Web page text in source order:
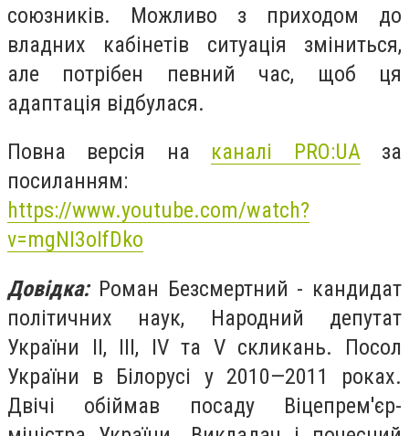
союзників. Можливо з приходом до
владних кабінетів ситуація зміниться,
але потрібен певний час, щоб ця
адаптація відбулася.
Повна версія на каналі PRO:UA за
посиланням:
https://www.youtube.com/watch?
v=mgNI3oIfDko
Довідка:Роман Безсмертний - кандидат
політичних наук, Народний депутат
України ІІ, ІІІ, IV та V скликань. Посол
України в Білорусі у 2010—2011 роках.
Двічі обіймав посаду Віцепрем'єр-